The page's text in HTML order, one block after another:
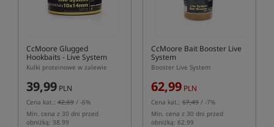
CcMoore Glugged
Hookbaits - Live System
Kulki proteinowe w zalewie
39,99 PLN
Cena kat.: 42,69 / -6%
Min. cena z 30 dni przed
obniżką: 38.99
CcMoore Bait Booster Live
System
Booster Live System
62,99 PLN
Cena kat.: 67,49 / -7%
Min. cena z 30 dni przed
obniżką: 62.99